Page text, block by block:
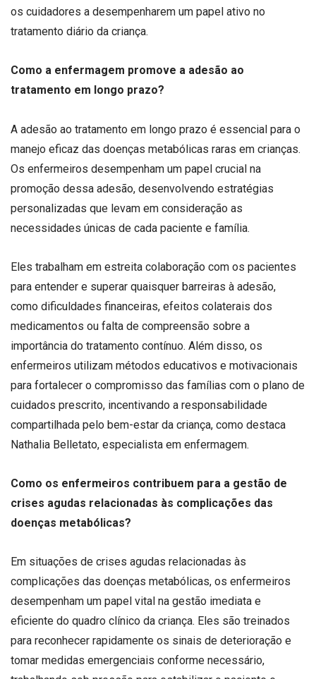
os cuidadores a desempenharem um papel ativo no
tratamento diário da criança.
Como a enfermagem promove a adesão ao
tratamento em longo prazo?
A adesão ao tratamento em longo prazo é essencial para o
manejo eficaz das doenças metabólicas raras em crianças.
Os enfermeiros desempenham um papel crucial na
promoção dessa adesão, desenvolvendo estratégias
personalizadas que levam em consideração as
necessidades únicas de cada paciente e família.
Eles trabalham em estreita colaboração com os pacientes
para entender e superar quaisquer barreiras à adesão,
como dificuldades financeiras, efeitos colaterais dos
medicamentos ou falta de compreensão sobre a
importância do tratamento contínuo. Além disso, os
enfermeiros utilizam métodos educativos e motivacionais
para fortalecer o compromisso das famílias com o plano de
cuidados prescrito, incentivando a responsabilidade
compartilhada pelo bem-estar da criança, como destaca
Nathalia Belletato, especialista em enfermagem.
Como os enfermeiros contribuem para a gestão de
crises agudas relacionadas às complicações das
doenças metabólicas?
Em situações de crises agudas relacionadas às
complicações das doenças metabólicas, os enfermeiros
desempenham um papel vital na gestão imediata e
eficiente do quadro clínico da criança. Eles são treinados
para reconhecer rapidamente os sinais de deterioração e
tomar medidas emergenciais conforme necessário,